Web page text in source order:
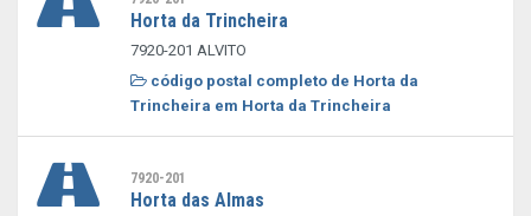
Horta da Trincheira
7920-201 ALVITO
código postal completo de Horta da
Trincheira em Horta da Trincheira
7920-201
Horta das Almas